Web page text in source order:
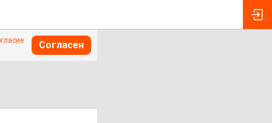
Согласен